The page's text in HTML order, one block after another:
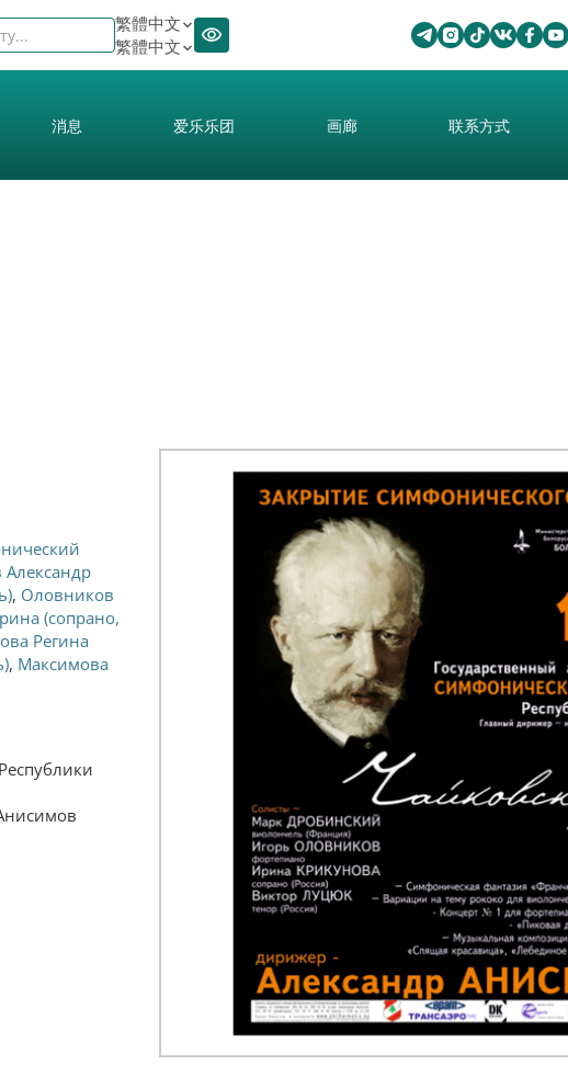
繁體中文
繁體中文
消息 爱乐乐团 画廊 联系方式
, Оловников
(сопрано,
Регина
, Максимова